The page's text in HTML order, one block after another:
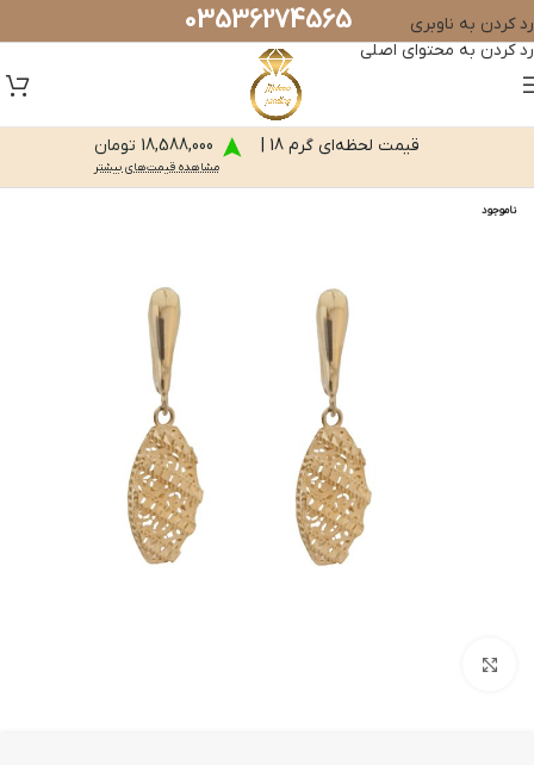
رد کردن به ناوبری
رد کردن به محتوای اصلی
03536274565
قیمت لحظه‌ای گرم 18 | 18,588,000 تومان
مشاهده قیمت‌های بیشتر
ناموجود